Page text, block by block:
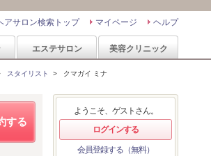
ヘルプ
マイページ
アサロン検索トップ
エステサロン 美容クリニック
スタイリスト > クマガイ ミナ
する
ようこそ、ゲストさん。
ログインする
会員登録する（無料）